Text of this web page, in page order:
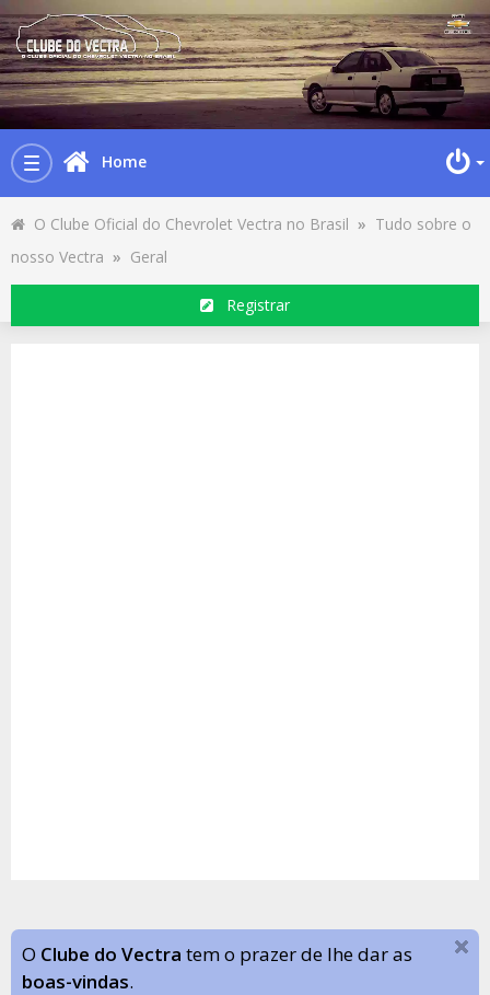
Toggle
navigation
Home
O Clube Oficial do Chevrolet Vectra no Brasil » Tudo sobre o
nosso Vectra » Geral
Registrar
O Clube do Vectra tem o prazer de lhe dar as
boas-vindas.